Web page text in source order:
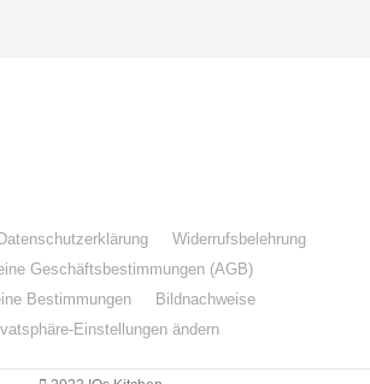
Datenschutzerklärung
Widerrufsbelehrung
Geschäftsbestimmungen (AGB)
Bestimmungen
Bildnachweise
Einstellungen ändern